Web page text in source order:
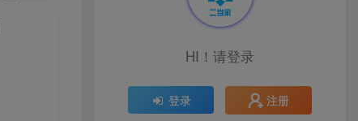
HI！请登录
登录 注册